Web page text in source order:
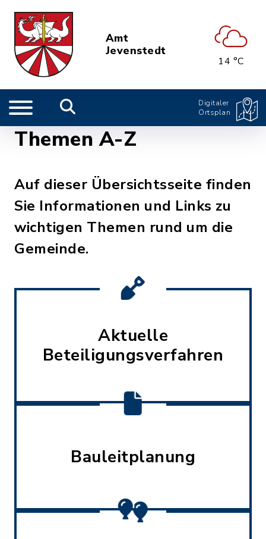
Amt
Jevenstedt
14 °C
Digitaler
Ortsplan
Themen A-Z
Auf dieser Übersichtsseite finden
Sie Informationen und Links zu
wichtigen Themen rund um die
Gemeinde.
Aktuelle
Beteiligungsverfahren
Bauleitplanung